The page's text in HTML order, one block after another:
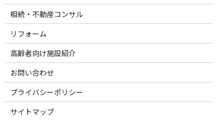
相続・不動産コンサル
リフォーム
高齢者向け施設紹介
お問い合わせ
プライバシーポリシー
サイトマップ